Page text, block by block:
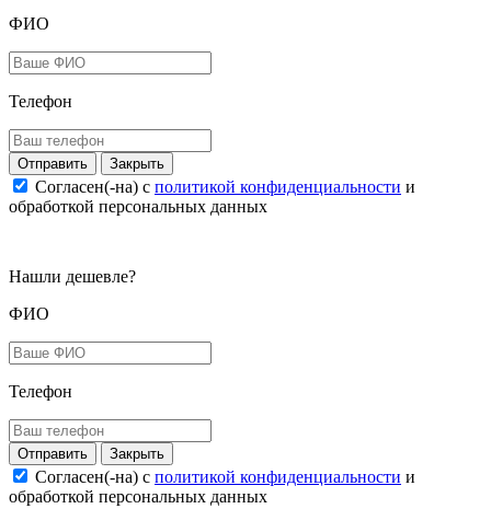
ФИО
Телефон
Закрыть
Согласен(-на) c политикой конфиденциальности и
обработкой персональных данных
Нашли дешевле?
ФИО
Телефон
Закрыть
Согласен(-на) c политикой конфиденциальности и
обработкой персональных данных